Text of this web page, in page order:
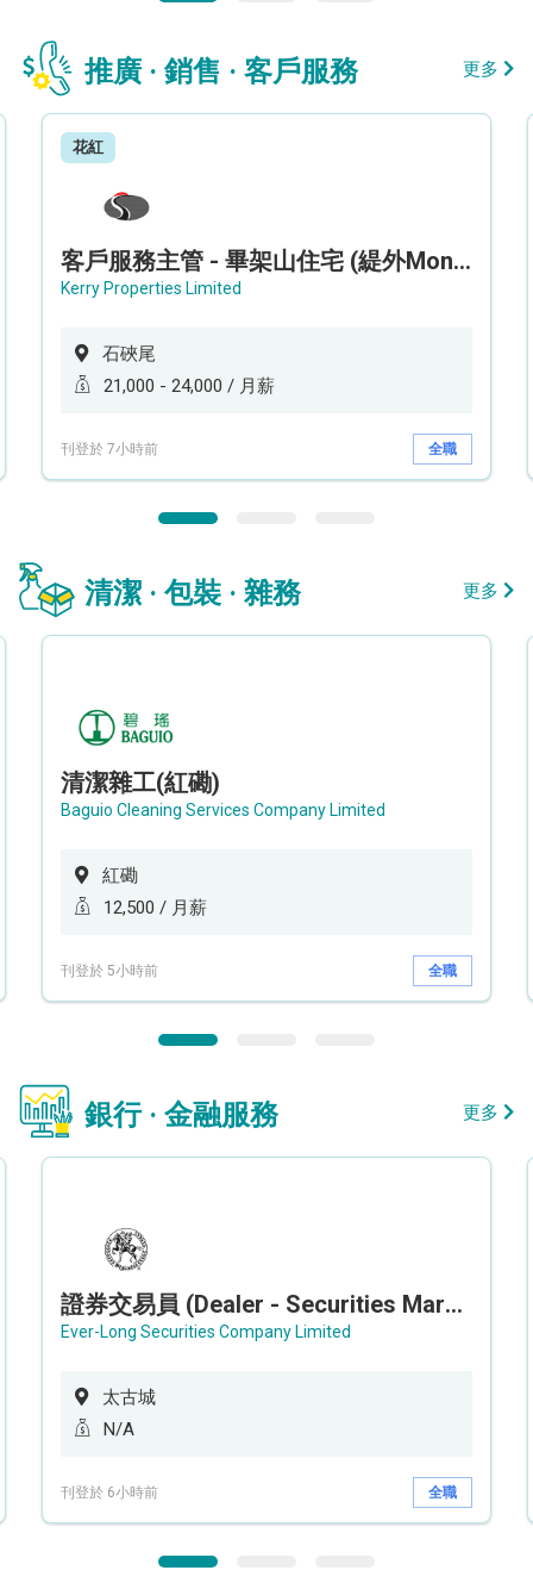
推廣 · 銷售 · 客戶服務 更多
花紅
客戶服務主管 - 畢架山住宅 (緹外Mont Verra)
Kerry Properties Limited
石硤尾
21,000 - 24,000 / 月薪
刊登於 7小時前 全職
清潔 · 包裝 · 雜務 更多
清潔雜工(紅磡)
Baguio Cleaning Services Company Limited
紅磡
12,500 / 月薪
刊登於 5小時前 全職
銀行 · 金融服務 更多
證券交易員 (Dealer - Securities Market)
Ever-Long Securities Company Limited
太古城
N/A
刊登於 6小時前 全職